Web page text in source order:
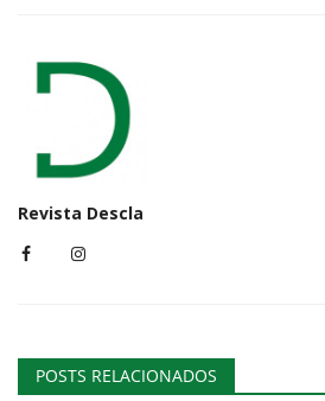
Revista Descla
POSTS RELACIONADOS